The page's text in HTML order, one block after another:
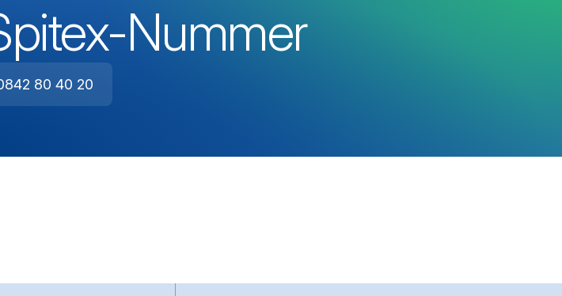
Nummer
80 40 20